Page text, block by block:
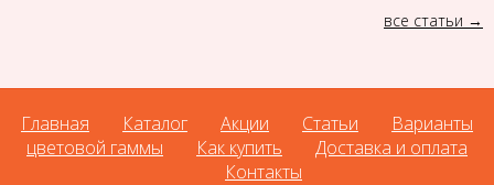
все статьи
Главная Каталог Акции Статьи
Варианты
цветовой гаммы
Как купить
Доставка и оплата
Контакты